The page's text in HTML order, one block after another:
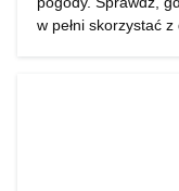
w pełni skorzystać